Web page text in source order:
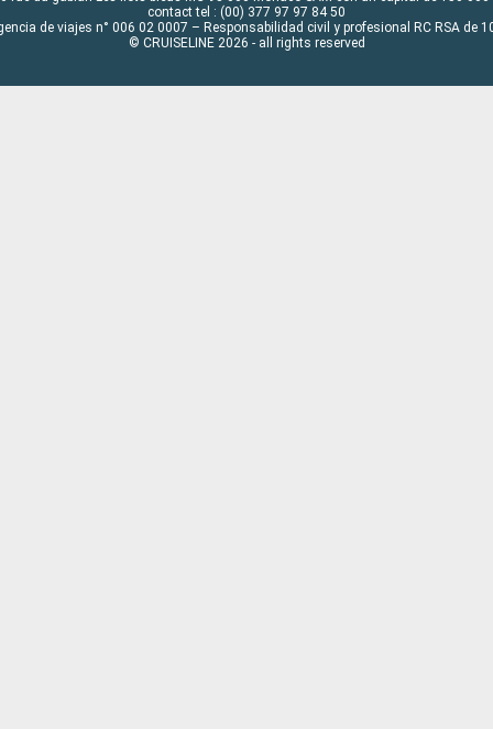
contact tel : (00) 377 97 97 84 50
de viajes n° 006 02 0007 – Responsabilidad civil y profesional RC RSA de
© CRUISELINE 2026 - all rights reserved